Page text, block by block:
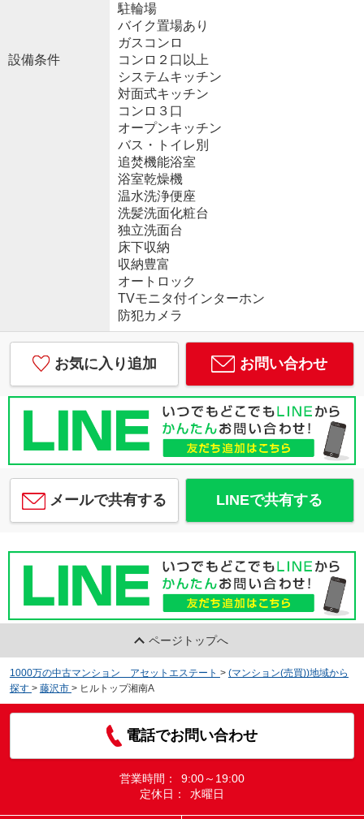
設備条件
駐輪場
バイク置場あり
ガスコンロ
コンロ２口以上
システムキッチン
対面式キッチン
コンロ３口
オープンキッチン
バス・トイレ別
追焚機能浴室
浴室乾燥機
温水洗浄便座
洗髪洗面化粧台
独立洗面台
床下収納
収納豊富
オートロック
TVモニタ付インターホン
防犯カメラ
お気に入り追加 お問い合わせ
メールで共有する LINEで共有する
ページトップへ
1000万の中古マンション アセットエステート > (マンション(売買))地域から
探す > 藤沢市 > ヒルトップ湘南A
電話でお問い合わせ
営業時間：
9:00～19:00
定休日：
水曜日